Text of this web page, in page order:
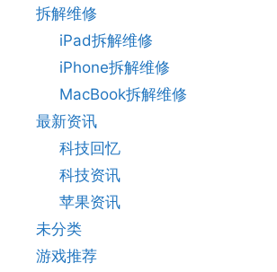
拆解维修
iPad拆解维修
iPhone拆解维修
MacBook拆解维修
最新资讯
科技回忆
科技资讯
苹果资讯
未分类
游戏推荐